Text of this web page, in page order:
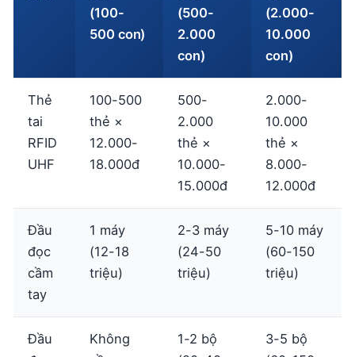
(100-
500 con)
(500-
2.000
con)
(2.000-
10.000
con)
Thẻ
tai
RFID
UHF
100-500
thẻ ×
12.000-
18.000đ
500-
2.000
thẻ ×
10.000-
15.000đ
2.000-
10.000
thẻ ×
8.000-
12.000đ
Đầu
đọc
cầm
tay
1 máy
(12-18
triệu)
2-3 máy
(24-50
triệu)
5-10 máy
(60-150
triệu)
Đầu
Không
1-2 bộ
3-5 bộ